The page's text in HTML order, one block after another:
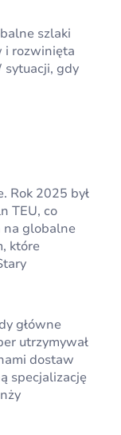
szlaki
i rozwinięta
sytuacji, gdy
Rok 2025 był
TEU, co
na globalne
które
główne
utrzymywał
dostaw
specjalizację